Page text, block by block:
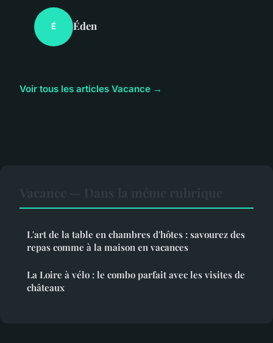
É Éden
Voir tous les articles Vacance →
L'art de la table en chambres d'hôtes : savourez des
repas comme à la maison en vacances
La Loire à vélo : le combo parfait avec les visites de
châteaux